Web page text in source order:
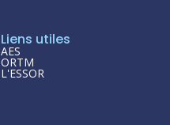
Liens utiles
AES
ORTM
L'ESSOR